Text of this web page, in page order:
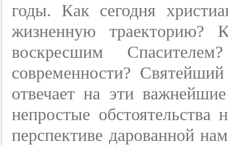
годы. Как сегодня
жизненную траекторию?
воскресшим
современности?
отвечает на эти
непростые
перспективе дарованной